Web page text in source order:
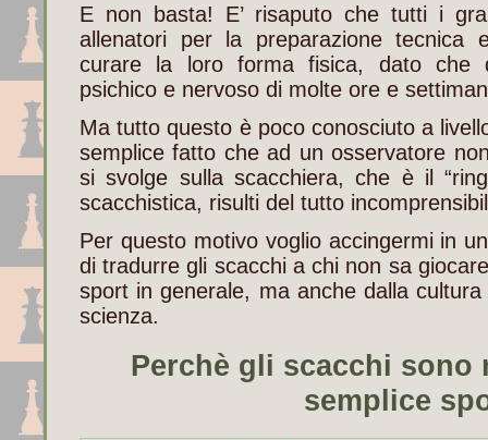
E non basta! E’ risaputo che tutti i
allenatori per la preparazione tecnica
curare la loro forma fisica, dato che
psichico e nervoso di molte ore e
Ma tutto questo è poco conosciuto a
semplice fatto che ad un osservatore
si svolge sulla scacchiera, che è il
scacchistica, risulti del tutto
Per questo motivo voglio accingermi in
di tradurre gli scacchi a chi non sa
sport in generale, ma anche dalla cultura
scienza.
Perchè gli scacchi sono
semplice